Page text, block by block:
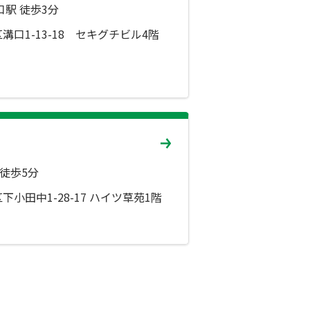
駅 徒歩3分
溝口1-13-18 セキグチビル4階
歩5分
小田中1-28-17 ハイツ草苑1階